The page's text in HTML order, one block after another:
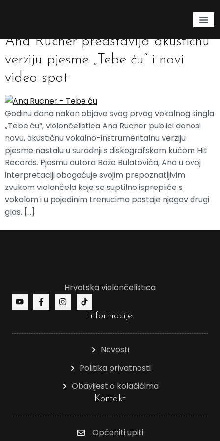
Ana Rucner predstavlja akustičnu
verziju pjesme „Tebe ću“ i novi
video spot
Godinu dana nakon objave svog prvog vokalnog singla
„Tebe ću“, violončelistica Ana Rucner publici donosi
novu, akustičnu vokalno-instrumentalnu verziju
pjesme nastalu u suradnji s diskografskom kućom Hit
Records. Pjesmu autora Bože Bulatovića, Ana u ovoj
interpretaciji obogaćuje svojim prepoznatljivim
zvukom violončela koje se suptilno isprepliće s
vokalom i u pojedinim trenucima postaje njegov drugi
glas. […]
Hrvatska violončelistica
Informacije
Novosti
Politika privatnosti
Obavijest o kolačićima
Kontakt
Općeniti upiti